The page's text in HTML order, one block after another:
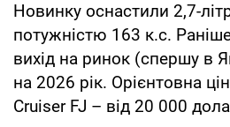
Новинку оснастили 2,7-
потужністю 163 к.с.
вихід на ринок (спершу в
на 2026 рік. Орієнтовна
Cruiser FJ – від 20 000